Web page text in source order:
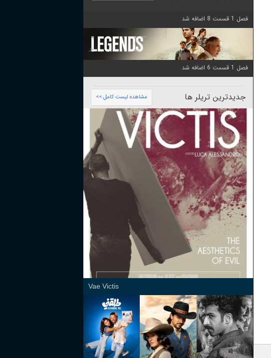
فصل 1 قسمت 8 اضافه شد
فصل 1 قسمت 6 اضافه شد
جدیدترین تریلر ها مشاهده لیست کامل >>
Vae Victis